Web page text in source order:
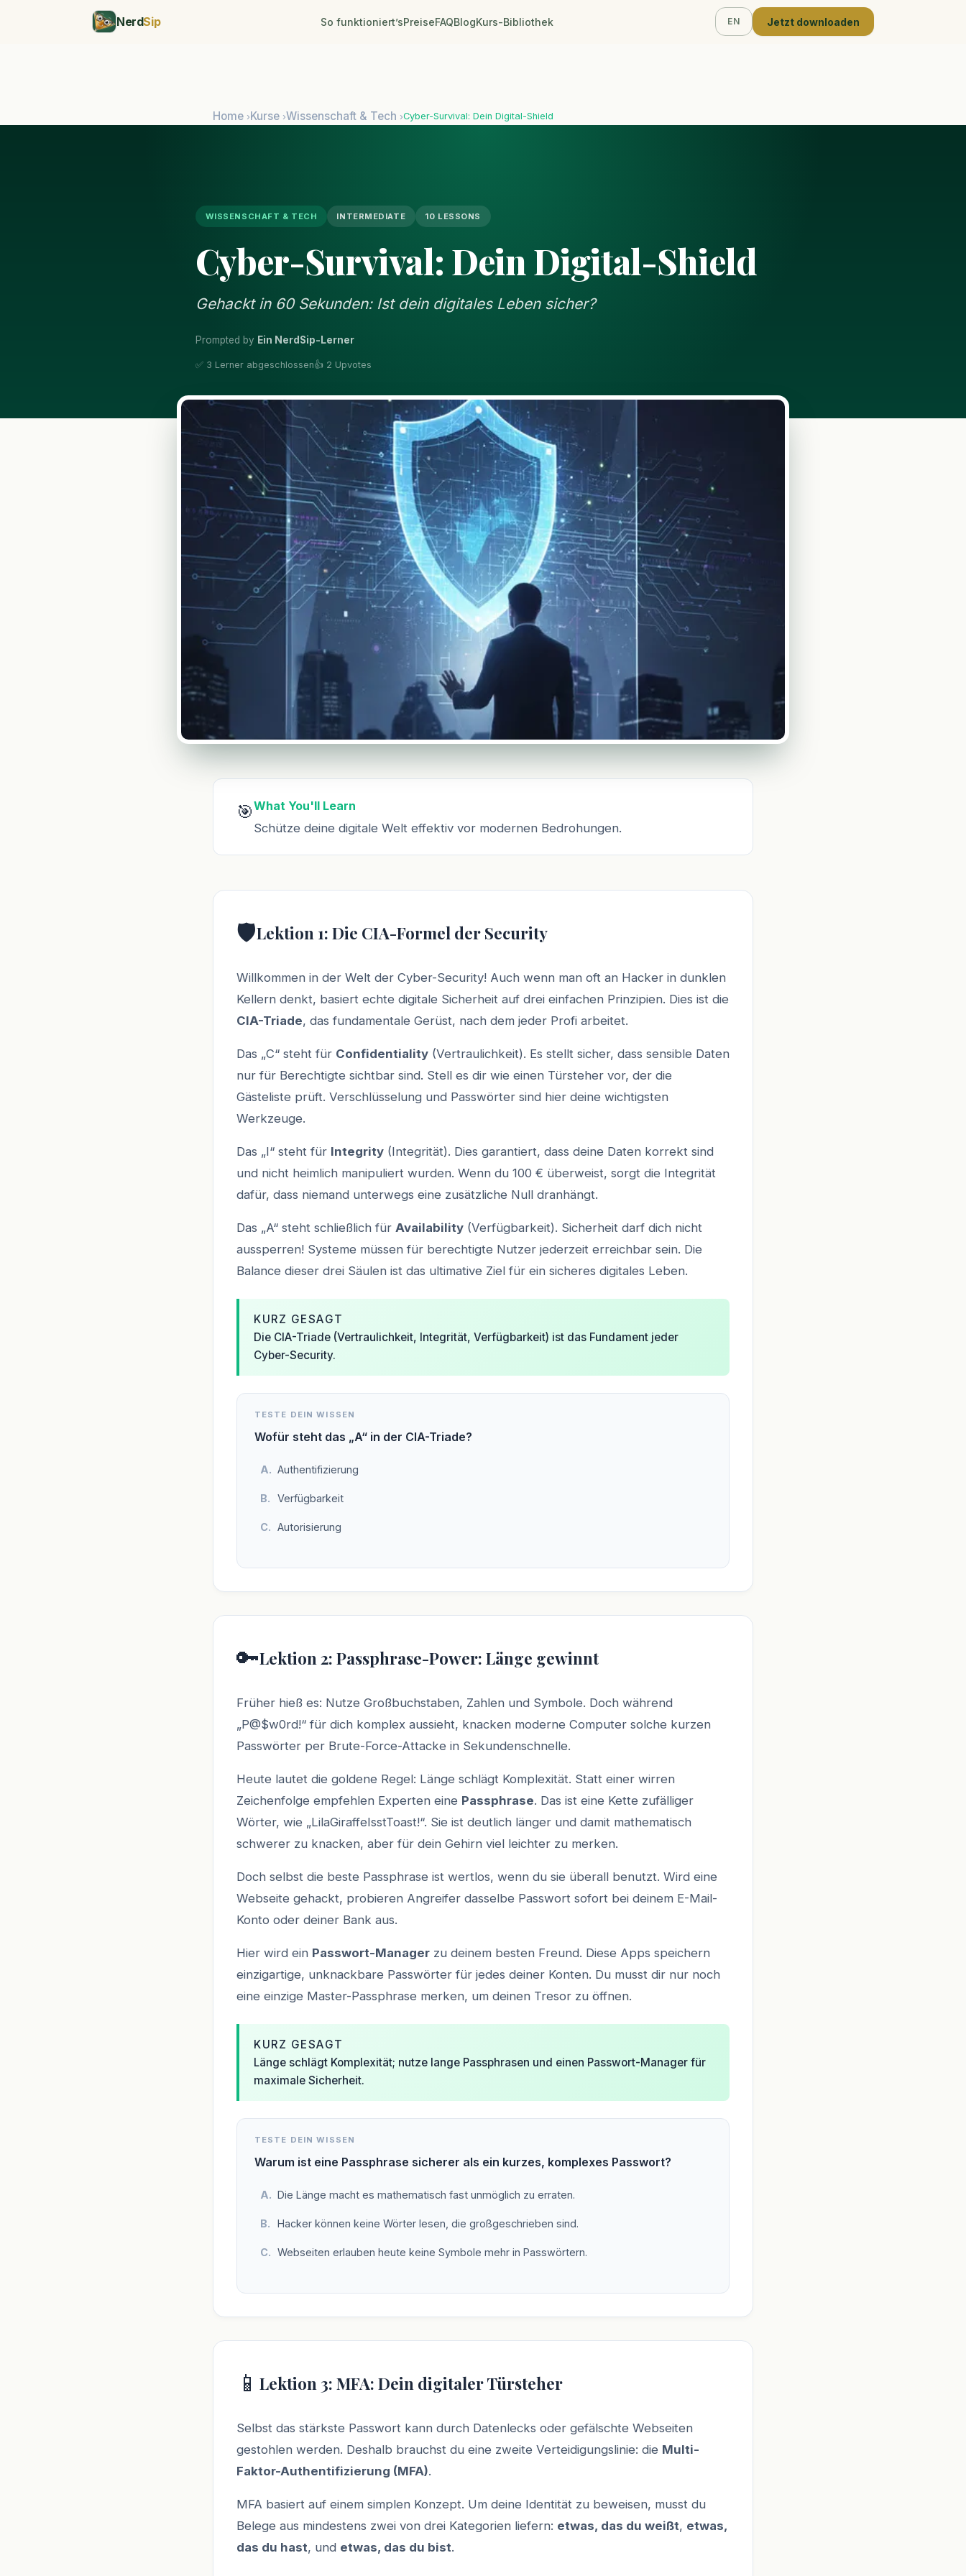
NerdSip So funktioniert’sPreiseFAQBlogKurs-Bibliothek EN Jetzt downloaden
Home ›Kurse ›Wissenschaft & Tech ›Cyber-Survival: Dein Digital-Shield
WISSENSCHAFT & TECH INTERMEDIATE 10 LESSONS
Cyber-Survival: Dein Digital-Shield
Gehackt in 60 Sekunden: Ist dein digitales Leben sicher?
Prompted by Ein NerdSip-Lerner
✅ 3 Lerner abgeschlossen👍 2 Upvotes
🎯What You'll Learn
Schütze deine digitale Welt effektiv vor modernen Bedrohungen.
🛡️Lektion 1: Die CIA-Formel der Security
Willkommen in der Welt der Cyber-Security! Auch wenn man oft an Hacker in dunklen
Kellern denkt, basiert echte digitale Sicherheit auf drei einfachen Prinzipien. Dies ist die
CIA-Triade, das fundamentale Gerüst, nach dem jeder Profi arbeitet.
Das „C“ steht für Confidentiality (Vertraulichkeit). Es stellt sicher, dass sensible Daten
nur für Berechtigte sichtbar sind. Stell es dir wie einen Türsteher vor, der die
Gästeliste prüft. Verschlüsselung und Passwörter sind hier deine wichtigsten
Werkzeuge.
Das „I“ steht für Integrity (Integrität). Dies garantiert, dass deine Daten korrekt sind
und nicht heimlich manipuliert wurden. Wenn du 100 € überweist, sorgt die Integrität
dafür, dass niemand unterwegs eine zusätzliche Null dranhängt.
Das „A“ steht schließlich für Availability (Verfügbarkeit). Sicherheit darf dich nicht
aussperren! Systeme müssen für berechtigte Nutzer jederzeit erreichbar sein. Die
Balance dieser drei Säulen ist das ultimative Ziel für ein sicheres digitales Leben.
KURZ GESAGT
Die CIA-Triade (Vertraulichkeit, Integrität, Verfügbarkeit) ist das Fundament jeder
Cyber-Security.
TESTE DEIN WISSEN
Wofür steht das „A“ in der CIA-Triade?
Authentifizierung
Verfügbarkeit
Autorisierung
🔑Lektion 2: Passphrase-Power: Länge gewinnt
Früher hieß es: Nutze Großbuchstaben, Zahlen und Symbole. Doch während
„P@$w0rd!“ für dich komplex aussieht, knacken moderne Computer solche kurzen
Passwörter per Brute-Force-Attacke in Sekundenschnelle.
Heute lautet die goldene Regel: Länge schlägt Komplexität. Statt einer wirren
Zeichenfolge empfehlen Experten eine Passphrase. Das ist eine Kette zufälliger
Wörter, wie „LilaGiraffeIsstToast!“. Sie ist deutlich länger und damit mathematisch
schwerer zu knacken, aber für dein Gehirn viel leichter zu merken.
Doch selbst die beste Passphrase ist wertlos, wenn du sie überall benutzt. Wird eine
Webseite gehackt, probieren Angreifer dasselbe Passwort sofort bei deinem E-Mail-
Konto oder deiner Bank aus.
Hier wird ein Passwort-Manager zu deinem besten Freund. Diese Apps speichern
einzigartige, unknackbare Passwörter für jedes deiner Konten. Du musst dir nur noch
eine einzige Master-Passphrase merken, um deinen Tresor zu öffnen.
KURZ GESAGT
Länge schlägt Komplexität; nutze lange Passphrasen und einen Passwort-Manager für
maximale Sicherheit.
TESTE DEIN WISSEN
Warum ist eine Passphrase sicherer als ein kurzes, komplexes Passwort?
Die Länge macht es mathematisch fast unmöglich zu erraten.
Hacker können keine Wörter lesen, die großgeschrieben sind.
Webseiten erlauben heute keine Symbole mehr in Passwörtern.
📱 Lektion 3: MFA: Dein digitaler Türsteher
Selbst das stärkste Passwort kann durch Datenlecks oder gefälschte Webseiten
gestohlen werden. Deshalb brauchst du eine zweite Verteidigungslinie: die Multi-
Faktor-Authentifizierung (MFA).
MFA basiert auf einem simplen Konzept. Um deine Identität zu beweisen, musst du
Belege aus mindestens zwei von drei Kategorien liefern: etwas, das du weißt, etwas,
das du hast, und etwas, das du bist.